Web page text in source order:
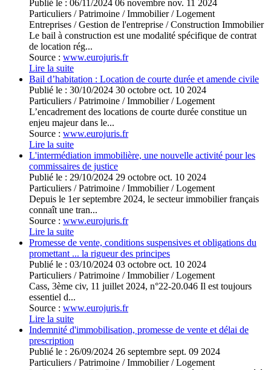
Publié le : 06/11/2024 06 novembre nov. 11 2024
Particuliers /Patrimoine /Immobilier / Logement
Entreprises /Gestion de l'entreprise /Construction Immobilier
Le bail à construction est une modalité spécifique de contrat
de location rég...
Source : www.eurojuris.fr
Lire la suite
Bail d’habitation : Location de courte durée et amende civile
Publié le : 30/10/2024 30 octobre oct. 10 2024
Particuliers /Patrimoine /Immobilier / Logement
L’encadrement des locations de courte durée constitue un
enjeu majeur dans le...
Source : www.eurojuris.fr
Lire la suite
L'intermédiation immobilière, une nouvelle activité pour les
commissaires de justice
Publié le : 29/10/2024 29 octobre oct. 10 2024
Particuliers /Patrimoine /Immobilier / Logement
Depuis le 1er septembre 2024, le secteur immobilier français
connaît une tran...
Source : www.eurojuris.fr
Lire la suite
Promesse de vente, conditions suspensives et obligations du
promettant ... la rigueur des principes
Publié le : 03/10/2024 03 octobre oct. 10 2024
Particuliers /Patrimoine /Immobilier / Logement
Cass, 3ème civ, 11 juillet 2024, n°22-20.046 Il est toujours
essentiel d...
Source : www.eurojuris.fr
Lire la suite
Indemnité d'immobilisation, promesse de vente et délai de
prescription
Publié le : 26/09/2024 26 septembre sept. 09 2024
Particuliers /Patrimoine /Immobilier / Logement